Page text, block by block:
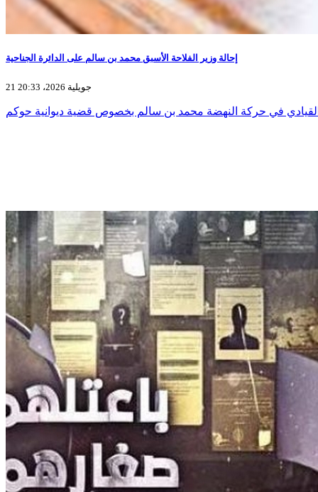
إحالة وزير الفلاحة الأسبق محمد بن سالم على الدائرة الجناحية
21 جويلية 2026، 20:33